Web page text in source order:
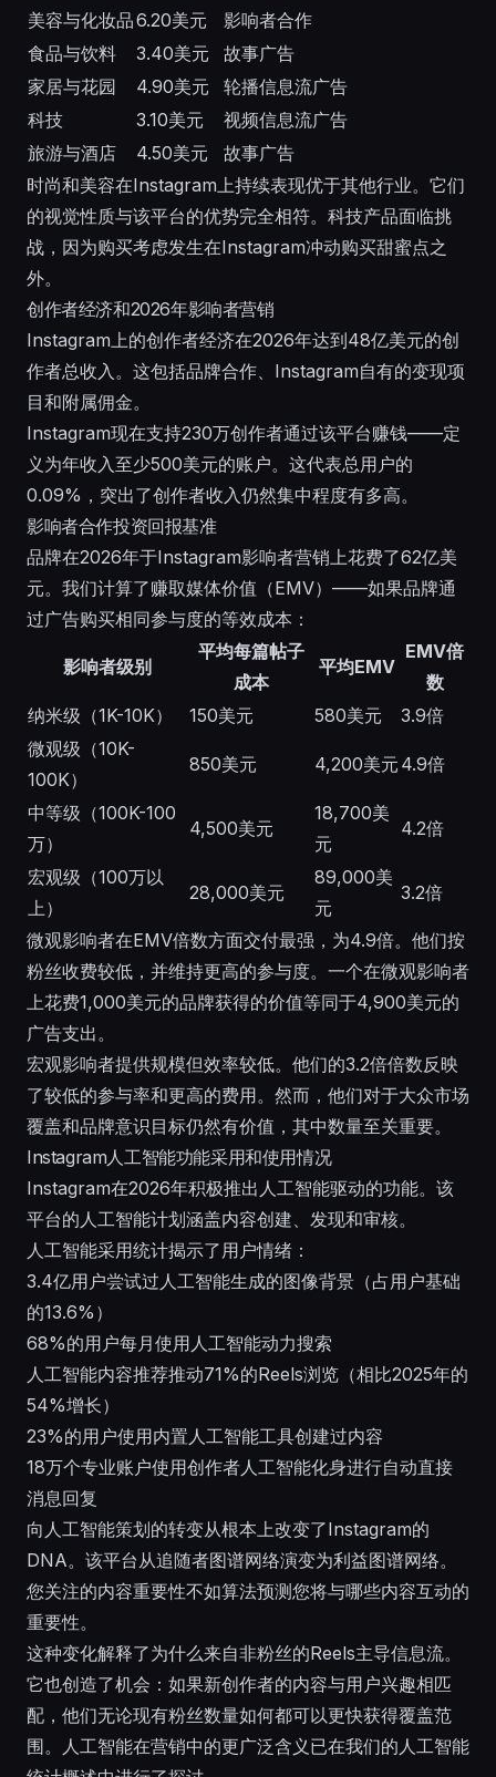
美容与化妆品6.20美元
影响者合作
食品与饮料
3.40美元
故事广告
家居与花园
4.90美元
轮播信息流广告
科技
3.10美元
视频信息流广告
旅游与酒店
4.50美元
故事广告
时尚和美容在Instagram上持续表现优于其他行业。它们
的视觉性质与该平台的优势完全相符。科技产品面临挑
战，因为购买考虑发生在Instagram冲动购买甜蜜点之
外。
创作者经济和2026年影响者营销
Instagram上的创作者经济在2026年达到48亿美元的创
作者总收入。这包括品牌合作、Instagram自有的变现项
目和附属佣金。
Instagram现在支持230万创作者通过该平台赚钱——定
义为年收入至少500美元的账户。这代表总用户的
0.09%，突出了创作者收入仍然集中程度有多高。
影响者合作投资回报基准
品牌在2026年于Instagram影响者营销上花费了62亿美
元。我们计算了赚取媒体价值（EMV）——如果品牌通
过广告购买相同参与度的等效成本：
影响者级别
平均每篇帖子
成本
平均EMV
EMV倍
数
纳米级（1K-10K）
150美元 580美元
3.9倍
微观级（10K-
100K）
850美元 4,200美元 4.9倍
中等级（100K-100
万）
4,500美元
18,700美
元
4.2倍
宏观级（100万以
上）
28,000美元
89,000美
元
3.2倍
微观影响者在EMV倍数方面交付最强，为4.9倍。他们按
粉丝收费较低，并维持更高的参与度。一个在微观影响者
上花费1,000美元的品牌获得的价值等同于4,900美元的
广告支出。
宏观影响者提供规模但效率较低。他们的3.2倍倍数反映
了较低的参与率和更高的费用。然而，他们对于大众市场
覆盖和品牌意识目标仍然有价值，其中数量至关重要。
Instagram人工智能功能采用和使用情况
Instagram在2026年积极推出人工智能驱动的功能。该
平台的人工智能计划涵盖内容创建、发现和审核。
人工智能采用统计揭示了用户情绪：
3.4亿用户尝试过人工智能生成的图像背景（占用户基础
的13.6%）
68%的用户每月使用人工智能动力搜索
人工智能内容推荐推动71%的Reels浏览（相比2025年的
54%增长）
23%的用户使用内置人工智能工具创建过内容
18万个专业账户使用创作者人工智能化身进行自动直接
消息回复
向人工智能策划的转变从根本上改变了Instagram的
DNA。该平台从追随者图谱网络演变为利益图谱网络。
您关注的内容重要性不如算法预测您将与哪些内容互动的
重要性。
这种变化解释了为什么来自非粉丝的Reels主导信息流。
它也创造了机会：如果新创作者的内容与用户兴趣相匹
配，他们无论现有粉丝数量如何都可以更快获得覆盖范
围。人工智能在营销中的更广泛含义已在我们的人工智能